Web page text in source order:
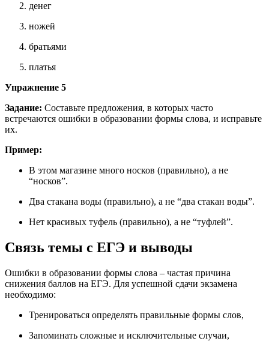
денег
ножей
братьями
платья
Упражнение 5
Задание: Составьте предложения, в которых часто
встречаются ошибки в образовании формы слова, и исправьте
их.
Пример:
В этом магазине много носков (правильно), а не
“носков”.
Два стакана воды (правильно), а не “два стакан воды”.
Нет красивых туфель (правильно), а не “туфлей”.
Связь темы с ЕГЭ и выводы
Ошибки в образовании формы слова – частая причина
снижения баллов на ЕГЭ. Для успешной сдачи экзамена
необходимо:
Тренироваться определять правильные формы слов,
Запоминать сложные и исключительные случаи,